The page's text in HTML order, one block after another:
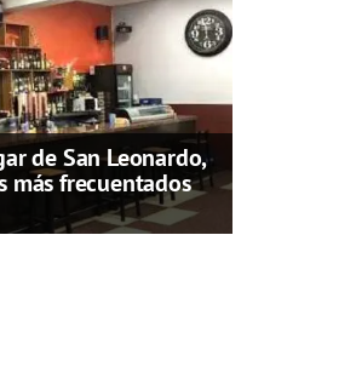
de San Leonardo,
más frecuentados